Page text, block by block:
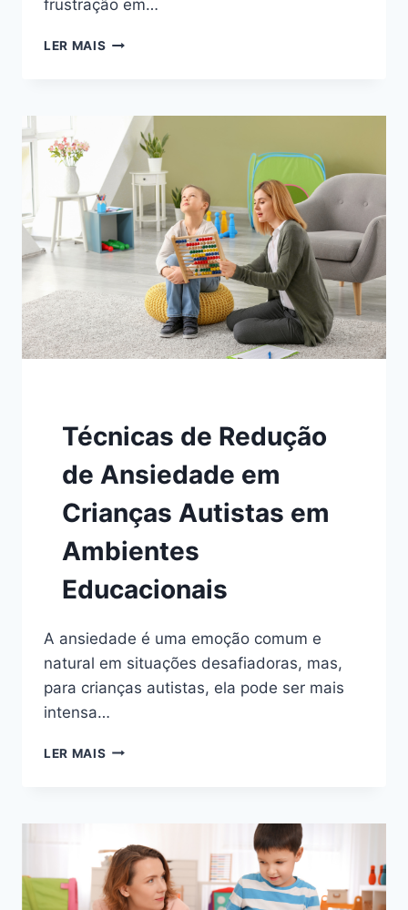
frustração em…
LER MAIS COMO
DESAFIADORES
NO
AUTISMO:
ESTRATÉGIAS
BASEADAS
EM
EVIDÊNCIAS
PARA
PAIS
EDUCADORES
Técnicas de Redução
de Ansiedade em
Crianças Autistas em
Ambientes
Educacionais
A ansiedade é uma emoção comum e
natural em situações desafiadoras, mas,
para crianças autistas, ela pode ser mais
intensa…
LER MAIS TÉCNICAS
EM
CRIANÇAS
AUTISTAS
EM